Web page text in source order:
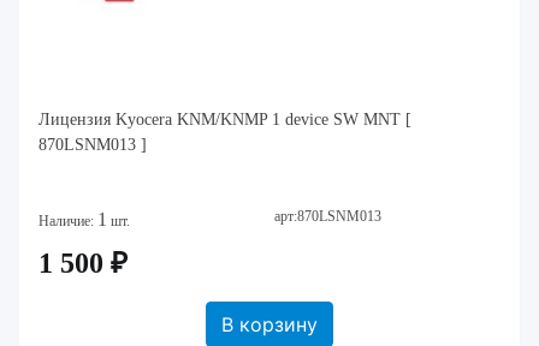
Лицензия Kyocera KNM/KNMP 1 device SW MNT [
870LSNM013 ]
Наличие: 1 шт. арт:870LSNM013
1 500 ₽
В корзину